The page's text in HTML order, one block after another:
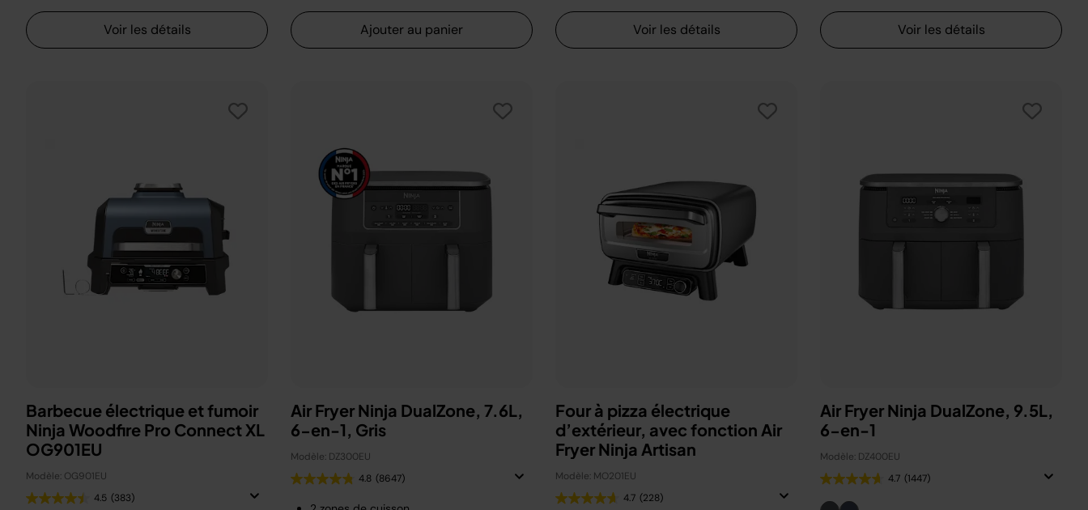
Voir les détails Ajouter au panier Voir les détails Voir les détails
Barbecue électrique et fumoir
Ninja Woodfire Pro Connect XL
OG901EU
Modèle: OG901EU
4.5 (383)
Air Fryer Ninja DualZone, 7.6L,
6-en-1, Gris
Modèle: DZ300EU
4.8 (8647)
Four à pizza électrique
d’extérieur, avec fonction Air
Fryer Ninja Artisan
Modèle: MO201EU
4.7 (228)
Air Fryer Ninja DualZone, 9.5L,
6-en-1
Modèle: DZ400EU
4.7 (1447)